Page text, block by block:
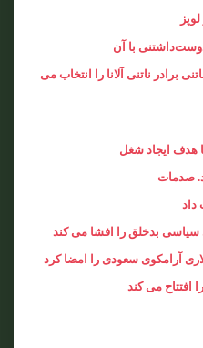
برادر ناتنی آلانا را انتخاب می
هدف ایجاد شغل
سیاسی بدخلق را افشا می کند